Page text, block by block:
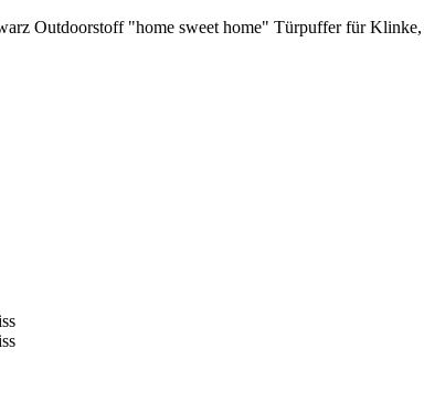
Outdoorstoff "home sweet home" Türpuffer für